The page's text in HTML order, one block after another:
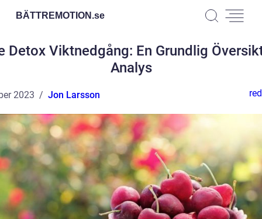
BÄTTREMOTION.se
Detox Viktnedgång: En Grundlig
Analys
2023 Jon Larsson